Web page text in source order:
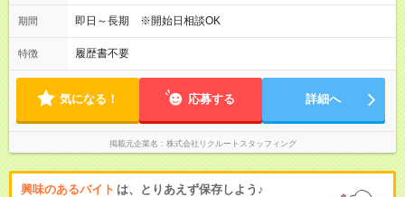
期間 即日～長期 ※開始日相談OK
特徴 履歴書不要
気になる！ 応募する 詳細へ
掲載元企業名 株式会社リクルートスタッフィング
興味のあるバイト は、とりあえず保存しよう♪